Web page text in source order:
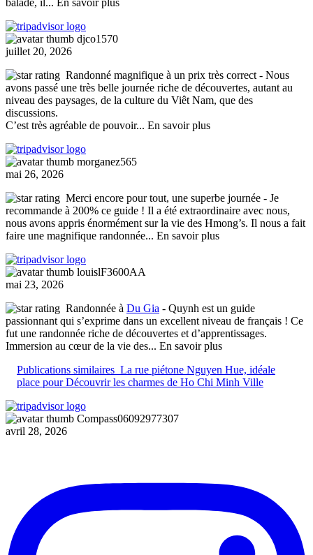
balade, il ... En savoir plus
djco1570
juillet 20, 2026
Randonné magnifique à un prix très correct - Nous
avons passé une très belle journée riche de découvertes, autant au
niveau des paysages, de la culture du Viêt Nam, que des
discussions.
C’est très agréable de pouvoir... En savoir plus
morganez565
mai 26, 2026
Merci encore pour tout, une superbe journée - Je
recommande à 200% ce guide ! Il a été extraordinaire avec nous,
nous avons appris énormément sur la vie des Hmong’s. Il nous a fait
faire une magnifique randonnée... En savoir plus
louislF3600AA
mai 23, 2026
Randonnée à Du Gia - Quynh est un guide
passionnant qui s’exprime dans un excellent niveau de français ! Ce
fut une randonnée riche de découvertes et d’apprentissages.
Immersion au cœur de la vie des... En savoir plus
Publications similaires La rue piétone Nguyen Hue, idéale
place pour Découvrir les charmes de Ho Chi Minh Ville
Compass06092977307
avril 28, 2026